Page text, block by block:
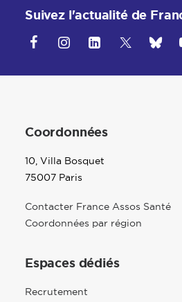
Suivez l'actualité de
Coordonnées
10, Villa Bosquet
75007 Paris
Contacter France Assos Santé
Coordonnées par région
Espaces dédiés
Recrutement